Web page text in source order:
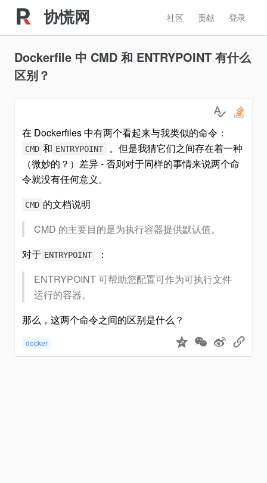
协慌网 登录
贡献
社区
Dockerfile 中 CMD 和 ENTRYPOINT 有什么
区别？
在 Dockerfiles 中有两个看起来与我类似的命令：
CMD 和 ENTRYPOINT
。但是我猜它们之间存在着一种
（微妙的？）差异 - 否则对于同样的事情来说两个命
令就没有任何意义。
CMD 的文档说明
CMD 的主要目的是为执行容器提供默认值。
对于 ENTRYPOINT
：
ENTRYPOINT 可帮助您配置可作为可执行文件
运行的容器。
那么，这两个命令之间的区别是什么？
docker